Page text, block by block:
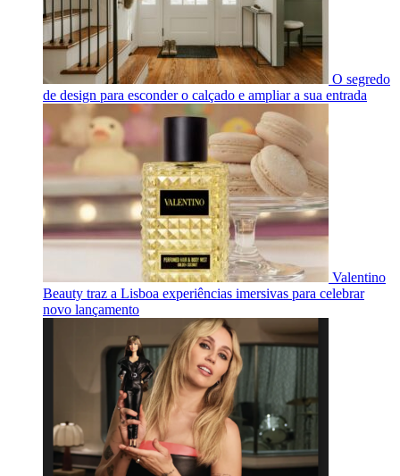
O segredo
de design para esconder o calçado e ampliar a sua entrada
Valentino
Beauty traz a Lisboa experiências imersivas para celebrar
novo lançamento